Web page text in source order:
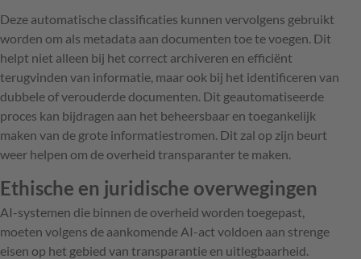
Deze automatische classificaties kunnen vervolgens gebruikt
worden om als metadata aan documenten toe te voegen. Dit
helpt niet alleen bij het correct archiveren en efficiënt
terugvinden van informatie, maar ook bij het identificeren van
dubbele of verouderde documenten. Dit geautomatiseerde
proces kan bijdragen aan het beheersbaar en toegankelijk
maken van de grote informatiestromen. Dit zal op zijn beurt
weer helpen om de overheid transparanter te maken.
Ethische en juridische overwegingen
AI-systemen die binnen de overheid worden toegepast,
moeten volgens de aankomende AI-act voldoen aan strenge
eisen op het gebied van transparantie en uitlegbaarheid.